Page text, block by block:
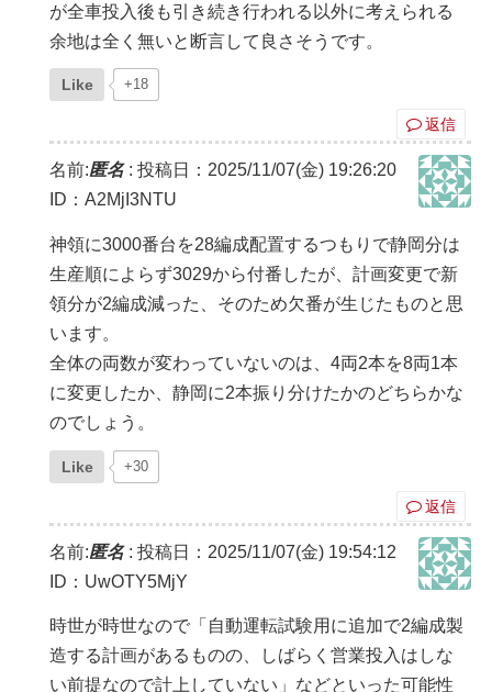
が全車投入後も引き続き行われる以外に考えられる
余地は全く無いと断言して良さそうです。
Like +18
返信
名前:匿名: 投稿日：2025/11/07(金) 19:26:20
ID：A2MjI3NTU
神領に3000番台を28編成配置するつもりで静岡分は
生産順によらず3029から付番したが、計画変更で新
領分が2編成減った、そのため欠番が生じたものと思
います。
全体の両数が変わっていないのは、4両2本を8両1本
に変更したか、静岡に2本振り分けたかのどちらかな
のでしょう。
Like +30
返信
名前:匿名: 投稿日：2025/11/07(金) 19:54:12
ID：UwOTY5MjY
時世が時世なので「自動運転試験用に追加で2編成製
造する計画があるものの、しばらく営業投入はしな
い前提なので計上していない」などといった可能性